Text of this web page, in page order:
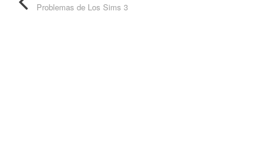
Problemas de Los Sims 3